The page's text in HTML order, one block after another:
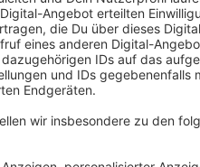
Über 1.000 Bewerbungen
Anzeige
Der Aufbau muss in den
Sommerferien, am 11. Juli,